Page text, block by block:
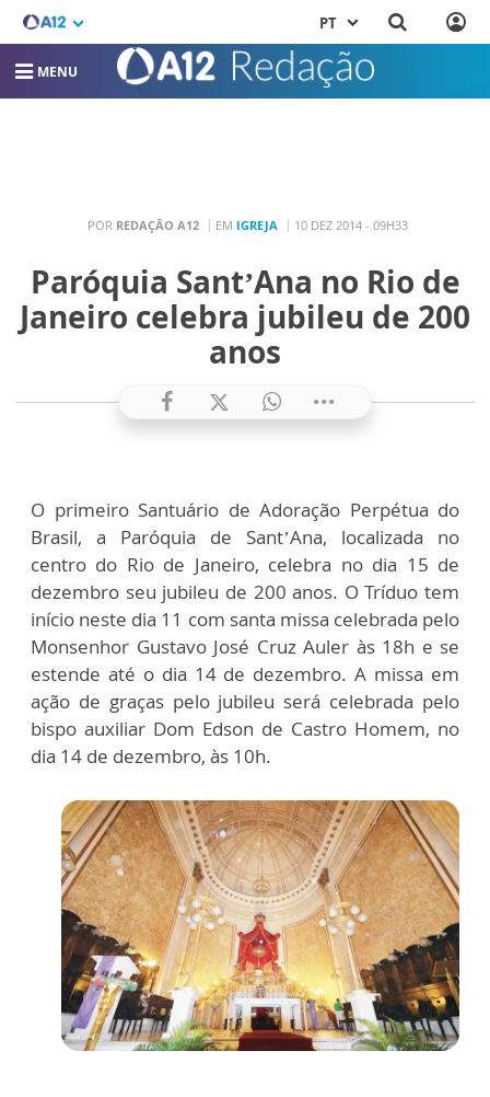
PT
MENU
POR REDAÇÃO A12 EM IGREJA 10 DEZ 2014 - 09H33
Paróquia Sant’Ana no Rio de
Janeiro celebra jubileu de 200
anos
O primeiro Santuário de Adoração Perpétua do
Brasil, a Paróquia de Sant’Ana, localizada no
centro do Rio de Janeiro, celebra no dia 15 de
dezembro seu jubileu de 200 anos. O Tríduo tem
início neste dia 11 com santa missa celebrada pelo
Monsenhor Gustavo José Cruz Auler às 18h e se
estende até o dia 14 de dezembro. A missa em
ação de graças pelo jubileu será celebrada pelo
bispo auxiliar Dom Edson de Castro Homem, no
dia 14 de dezembro, às 10h.